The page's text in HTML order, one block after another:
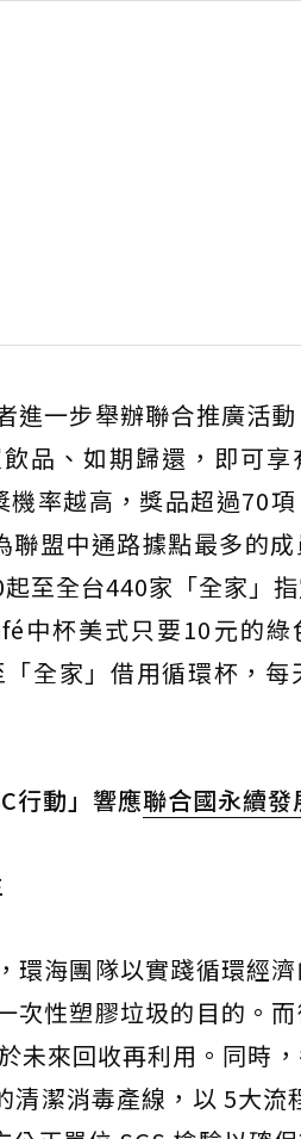
進一步舉辦聯合推廣活
品、如期歸還，即可享
率越高，獎品超過70
盟中通路據點最多的
至全台440家「全家」
中杯美式只要10元的綠
全家」借用循環杯，每
行動」響應聯合國永續發
環海團隊以實踐循環經
次性塑膠垃圾的目的。
未來回收再利用。同時
潔消毒產線，以 5大流